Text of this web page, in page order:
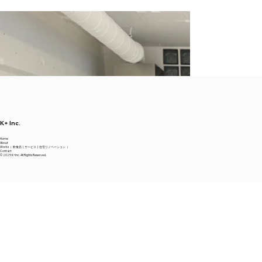
K+ Inc.
Home
About
Works（ 飲食店 サービス 住宅リノベーション ）
Contact
© 2025 K+Inc. All Rights Reserved.